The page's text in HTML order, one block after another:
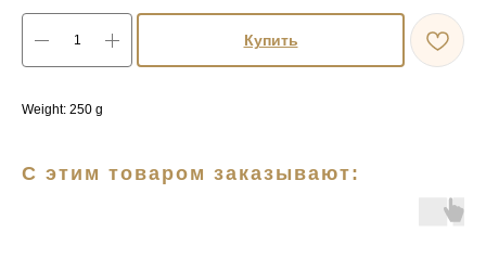
Купить
Weight: 250 g
С этим товаром заказывают: